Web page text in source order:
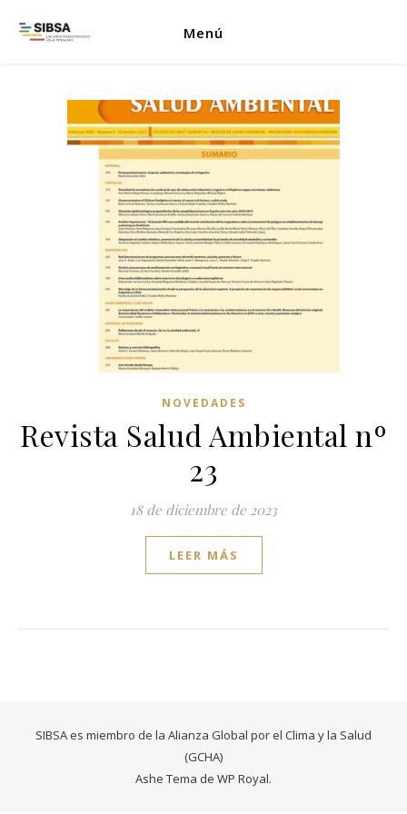
Menú
NOVEDADES
Revista Salud Ambiental nº
23
18 de diciembre de 2023
LEER MÁS
SIBSA es miembro de la Alianza Global por el Clima y la Salud
(GCHA)
Ashe Tema de WP Royal.